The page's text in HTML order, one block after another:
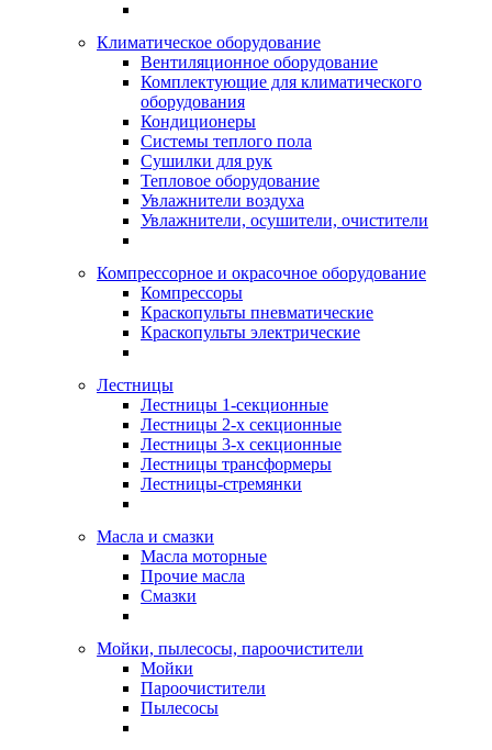
Климатическое оборудование
Вентиляционное оборудование
Комплектующие для климатического
оборудования
Кондиционеры
Системы теплого пола
Сушилки для рук
Тепловое оборудование
Увлажнители воздуха
Увлажнители, осушители, очистители
Компрессорное и окрасочное оборудование
Компрессоры
Краскопульты пневматические
Краскопульты электрические
Лестницы
Лестницы 1-секционные
Лестницы 2-х секционные
Лестницы 3-х секционные
Лестницы трансформеры
Лестницы-стремянки
Масла и смазки
Масла моторные
Прочие масла
Смазки
Мойки, пылесосы, пароочистители
Мойки
Пароочистители
Пылесосы